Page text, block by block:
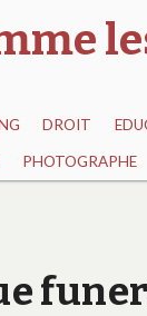
DROIT
PHOTOGRAPHE